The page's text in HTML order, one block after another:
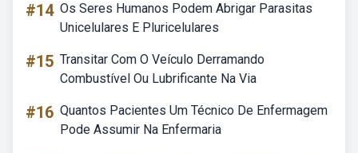
#14 Os Seres Humanos Podem Abrigar Parasitas
Unicelulares E Pluricelulares
#15 Transitar Com O Veículo Derramando
Combustível Ou Lubrificante Na Via
#16 Quantos Pacientes Um Técnico De Enfermagem
Pode Assumir Na Enfermaria